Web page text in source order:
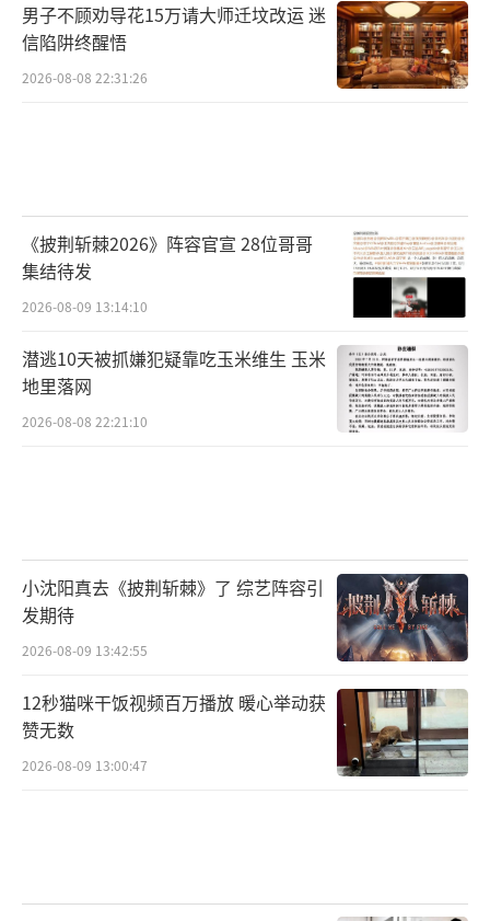
男子不顾劝导花15万请大师迁坟改运 迷
信陷阱终醒悟
2026-08-08 22:31:26
《披荆斩棘2026》阵容官宣 28位哥哥
集结待发
2026-08-09 13:14:10
潜逃10天被抓嫌犯疑靠吃玉米维生 玉米
地里落网
2026-08-08 22:21:10
小沈阳真去《披荆斩棘》了 综艺阵容引
发期待
2026-08-09 13:42:55
12秒猫咪干饭视频百万播放 暖心举动获
赞无数
2026-08-09 13:00:47